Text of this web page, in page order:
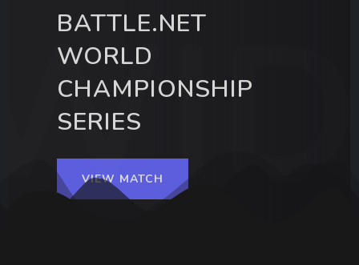
BATTLE.NET
WORLD
CHAMPIONSHIP
SERIES
VIEW MATCH